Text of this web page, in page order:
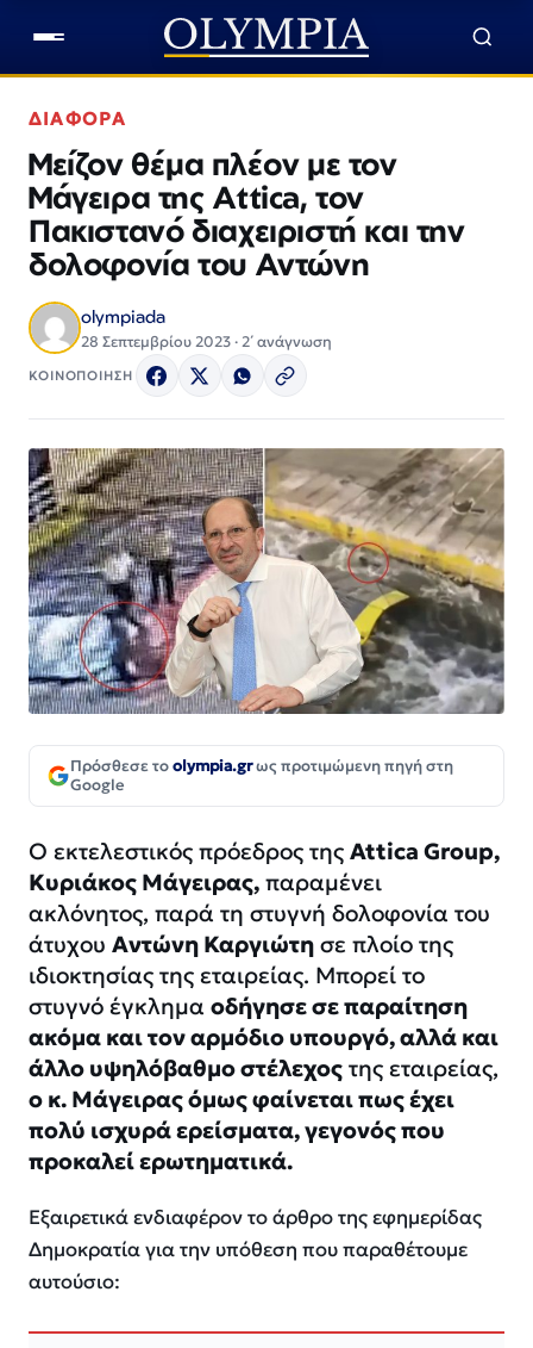
ΔΙΑΦΟΡΑ
Μείζον θέμα πλέον με τον
Μάγειρα της Attica, τον
Πακιστανό διαχειριστή και την
δολοφονία του Αντώνη
olympiada
28 Σεπτεμβρίου 2023 · 2΄ ανάγνωση
ΚΟΙΝΟΠΟΙΗΣΗ
Πρόσθεσε τοolympia.grως προτιμώμενη πηγή στη
Google
Ο εκτελεστικός πρόεδρος της Attica Group,
Kυριάκος Μάγειρας, παραμένει
ακλόνητος, παρά τη στυγνή δολοφονία του
άτυχου Αντώνη Καργιώτη σε πλοίο της
ιδιοκτησίας της εταιρείας. Μπορεί το
στυγνό έγκλημα οδήγησε σε παραίτηση
ακόμα και τον αρμόδιο υπουργό, αλλά και
άλλο υψηλόβαθμο στέλεχος της εταιρείας,
ο κ. Μάγειρας όμως φαίνεται πως έχει
πολύ ισχυρά ερείσματα, γεγονός που
προκαλεί ερωτηματικά.
Εξαιρετικά ενδιαφέρον το άρθρο της εφημερίδας
Δημοκρατία για την υπόθεση που παραθέτουμε
αυτούσιο: